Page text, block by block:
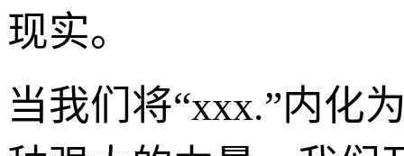
现实。
当我们将“xxx.”内化